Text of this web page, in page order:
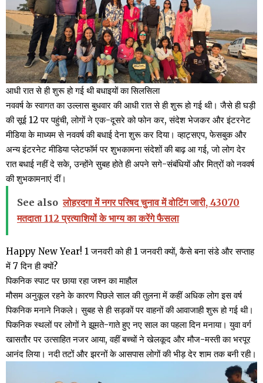
आधी रात से ही शुरू हो गई थी बधाइयों का सिलसिला
नववर्ष के स्वागत का उल्लास बुधवार की आधी रात से ही शुरू हो गई थी। जैसे ही घड़ी
की सूई 12 पर पहुंची, लोगों ने एक-दूसरे को फोन कर, संदेश भेजकर और इंटरनेट
मीडिया के माध्यम से नववर्ष की बधाई देना शुरू कर दिया। व्हाट्सएप, फेसबुक और
अन्य इंटरनेट मीडिया प्लेटफॉर्म पर शुभकामना संदेशों की बाढ़ आ गई, जो लोग देर
रात बधाई नहीं दे सके, उन्होंने सुबह होते ही अपने सगे-संबंधियों और मित्रों को नववर्ष
की शुभकामनाएं दीं।
See also लोहरदगा में नगर परिषद चुनाव में वोटिंग जारी, 43070
मतदाता 112 प्रत्याशियों के भाग्य का करेंगे फैसला
Happy New Year! 1 जनवरी को ही 1 जनवरी क्यों, कैसे बना संडे और सप्ताह
में 7 दिन ही क्यों?
पिकनिक स्पाट पर छाया रहा जश्न का माहौल
मौसम अनुकूल रहने के कारण पिछले साल की तुलना में कहीं अधिक लोग इस वर्ष
पिकनिक मनाने निकले। सुबह से ही सड़कों पर वाहनों की आवाजाही शुरू हो गई थी।
पिकनिक स्थलों पर लोगों ने झूमते-गाते हुए नए साल का पहला दिन मनाया। युवा वर्ग
खासतौर पर उत्साहित नजर आया, वहीं बच्चों ने खेलकूद और मौज-मस्ती का भरपूर
आनंद लिया। नदी तटों और झरनों के आसपास लोगों की भीड़ देर शाम तक बनी रही।